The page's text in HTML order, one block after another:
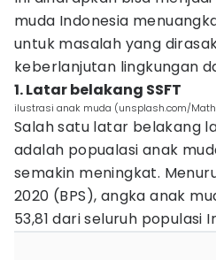
muda Indonesia
untuk masalah yang
keberlanjutan lingkungan
1. Latar belakang SSFT
ilustrasi anak muda (unsplash.com/
Salah satu latar belakang
adalah popualasi anak
semakin meningkat.
2020 (BPS), angka anak
53,81 dari seluruh populasi